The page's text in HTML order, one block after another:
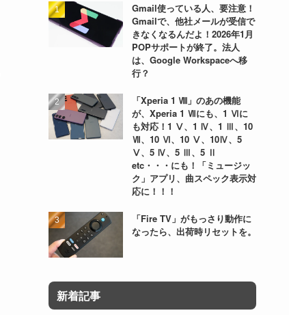
Gmail使っている人、要注意！
Gmailで、他社メールが受信で
きなくなるんだよ！2026年1月
POPサポートが終了。法人
は、Google Workspaceへ移
行？
「Xperia 1 Ⅷ」のあの機能
が、Xperia 1 Ⅶにも、1 Ⅵに
も対応！1 Ⅴ、1 Ⅳ、1 Ⅲ、10
Ⅶ、10 Ⅵ、10 Ⅴ、10Ⅳ、5
Ⅴ、5 Ⅳ、5 Ⅲ、5 Ⅱ
etc・・・にも！「ミュージッ
ク」アプリ、曲スペック表示対
応に！！！
「Fire TV」がもっさり動作に
なったら、出荷時リセットを。
新着記事